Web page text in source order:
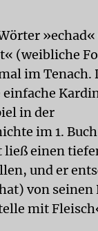
(weibliche
im Tenach.
in der
im 1.
ließ einen
und er
von seinen
mit